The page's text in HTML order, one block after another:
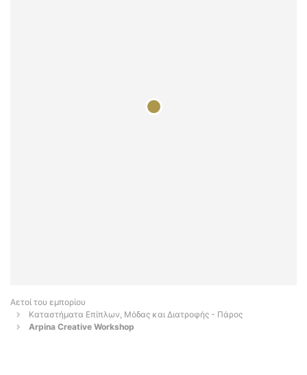
Αετοί του εμπορίου
Καταστήματα Επίπλων, Μόδας και Διατροφής - Πάρος
Arpina Creative Workshop